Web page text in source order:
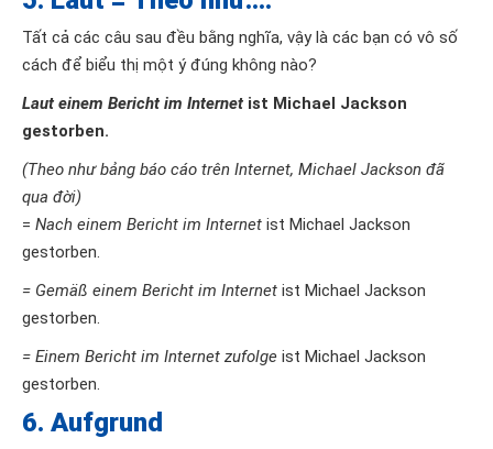
Tất cả các câu sau đều bằng nghĩa, vậy là các bạn có vô số
cách để biểu thị một ý đúng không nào?
Laut einem Bericht im Internet ist Michael Jackson
gestorben.
(Theo như bảng báo cáo trên Internet, Michael Jackson đã
qua đời)
= Nach einem Bericht im Internet ist Michael Jackson
gestorben.
= Gemäß einem Bericht im Internet ist Michael Jackson
gestorben.
= Einem Bericht im Internet zufolge ist Michael Jackson
gestorben.
6. Aufgrund